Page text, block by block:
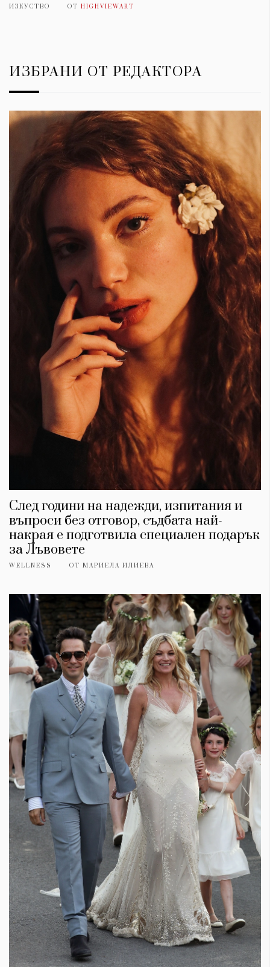
ИЗКУСТВО ОТ HIGHVIEWART
ИЗБРАНИ ОТ РЕДАКТОРА
След години на надежди, изпитания и
въпроси без отговор, съдбата най-
накрая е подготвила специален подарък
за Лъвовете
WELLNESS ОТ МАРИЕЛА ИЛИЕВА